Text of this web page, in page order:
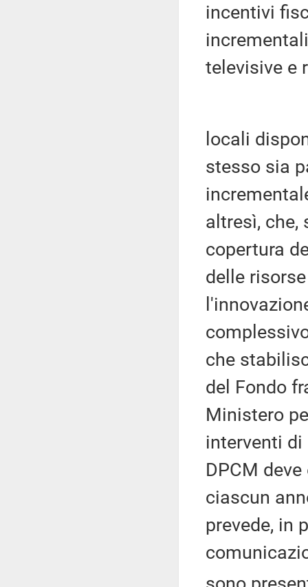
incentivi
televisive e
locali
stesso sia
altresì, che,
copertura
delle
che
del Fondo
Ministero
interventi
DPCM
ciascun
prevede, in